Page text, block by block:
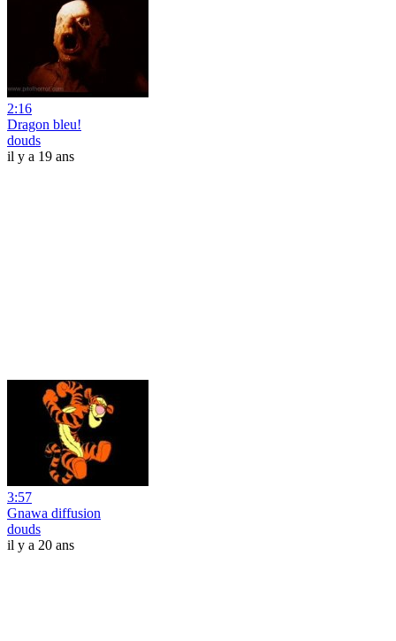
2:16
Dragon bleu!
douds
il y a 19 ans
3:57
Gnawa diffusion
douds
il y a 20 ans